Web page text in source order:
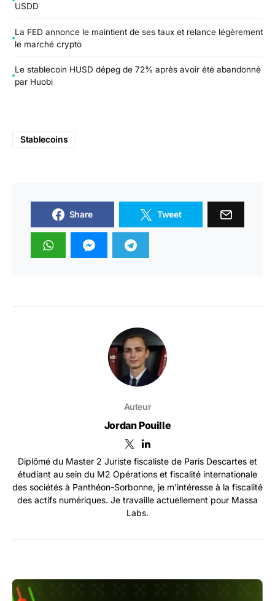
USDD
La FED annonce le maintient de ses taux et relance légèrement
le marché crypto
Le stablecoin HUSD dépeg de 72% après avoir été abandonné
par Huobi
Stablecoins
Share Tweet
Auteur
Jordan Pouille
Diplômé du Master 2 Juriste fiscaliste de Paris Descartes et
étudiant au sein du M2 Opérations et fiscalité internationale
des sociétés à Panthéon-Sorbonne, je m'intéresse à la fiscalité
des actifs numériques. Je travaille actuellement pour Massa
Labs.